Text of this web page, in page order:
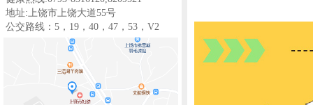
地址:上饶市上饶大道55号
公交路线：5，19，40，47，53，V2